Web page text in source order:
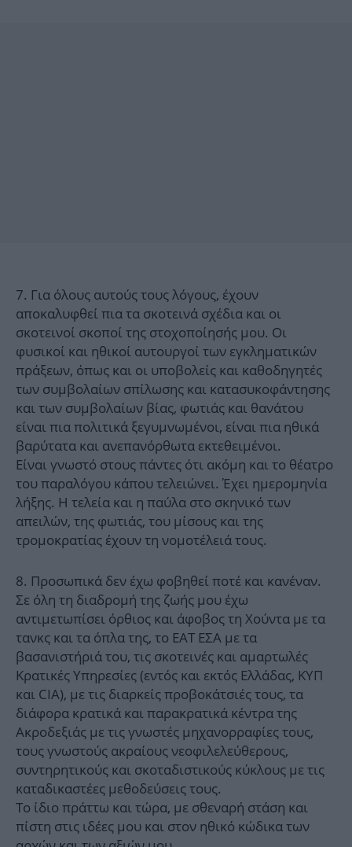
7. Για όλους αυτούς τους λόγους, έχουν
αποκαλυφθεί πια τα σκοτεινά σχέδια και οι
σκοτεινοί σκοποί της στοχοποίησής μου. Οι
φυσικοί και ηθικοί αυτουργοί των εγκληματικών
πράξεων, όπως και οι υποβολείς και καθοδηγητές
των συμβολαίων σπίλωσης και κατασυκοφάντησης
και των συμβολαίων βίας, φωτιάς και θανάτου
είναι πια πολιτικά ξεγυμνωμένοι, είναι πια ηθικά
βαρύτατα και ανεπανόρθωτα εκτεθειμένοι.
Είναι γνωστό στους πάντες ότι ακόμη και το θέατρο
του παραλόγου κάπου τελειώνει. Έχει ημερομηνία
λήξης. Η τελεία και η παύλα στο σκηνικό των
απειλών, της φωτιάς, του μίσους και της
τρομοκρατίας έχουν τη νομοτέλειά τους.
8. Προσωπικά δεν έχω φοβηθεί ποτέ και κανέναν.
Σε όλη τη διαδρομή της ζωής μου έχω
αντιμετωπίσει όρθιος και άφοβος τη Χούντα με τα
τανκς και τα όπλα της, το ΕΑΤ ΕΣΑ με τα
βασανιστήριά του, τις σκοτεινές και αμαρτωλές
Κρατικές Υπηρεσίες (εντός και εκτός Ελλάδας, ΚΥΠ
και CIA), με τις διαρκείς προβοκάτσιές τους, τα
διάφορα κρατικά και παρακρατικά κέντρα της
Ακροδεξιάς με τις γνωστές μηχανορραφίες τους,
τους γνωστούς ακραίους νεοφιλελεύθερους,
συντηρητικούς και σκοταδιστικούς κύκλους με τις
καταδικαστέες μεθοδεύσεις τους.
Το ίδιο πράττω και τώρα, με σθεναρή στάση και
πίστη στις ιδέες μου και στον ηθικό κώδικα των